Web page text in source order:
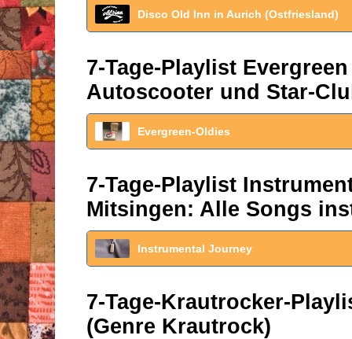
Disco Old Inn in Aurich (Ostfriesland)
7-Tage-Playlist
Autoscooter und Star-
Evergreen-Oldies
7-Tage-Playlist
Mitsingen: Alle Songs
Instrumental Journey
7-Tage-Krautrocker-
(Genre Krautrock)